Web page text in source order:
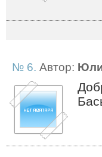
№ 6. Автор: